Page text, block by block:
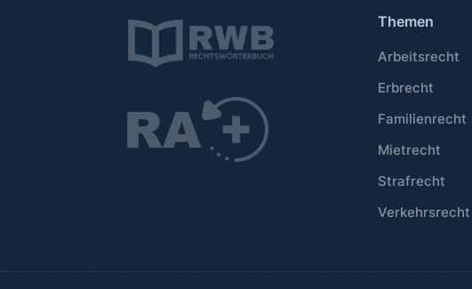
Themen
Arbeitsrecht
Erbrecht
Familienrecht
Mietrecht
Strafrecht
Verkehrsrecht